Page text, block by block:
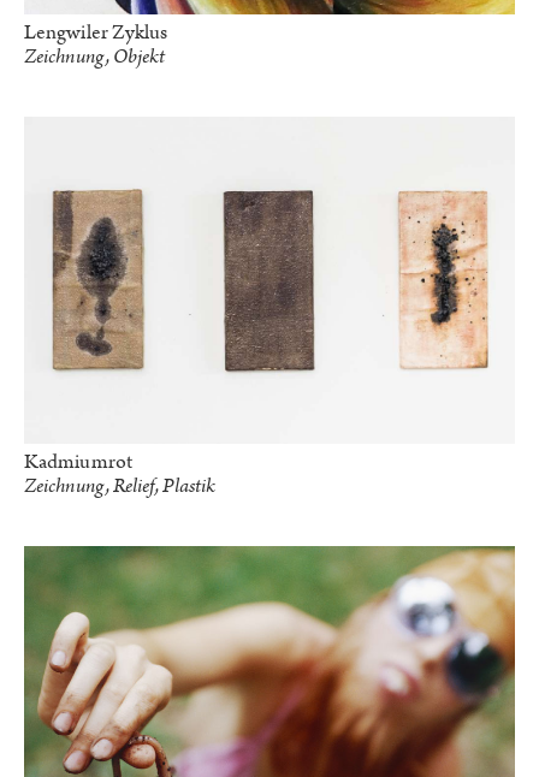
Lengwiler Zyklus
Zeichnung, Objekt
Kadmiumrot
Zeichnung, Relief, Plastik